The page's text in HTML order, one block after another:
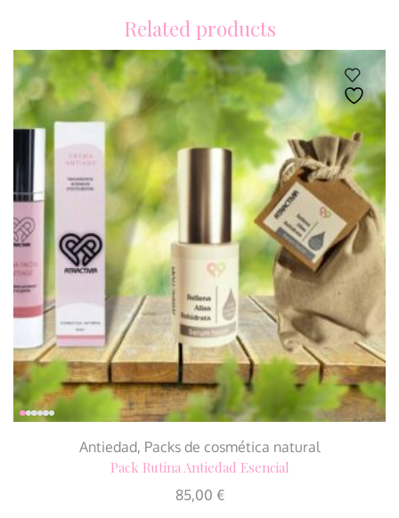
Related products
Antiedad, Packs de cosmética natural
Pack Rutina Antiedad Esencial
85,00 €